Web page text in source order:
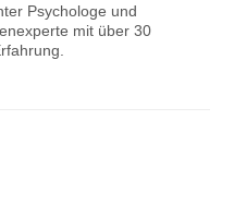
Psychologe und
mit über 30